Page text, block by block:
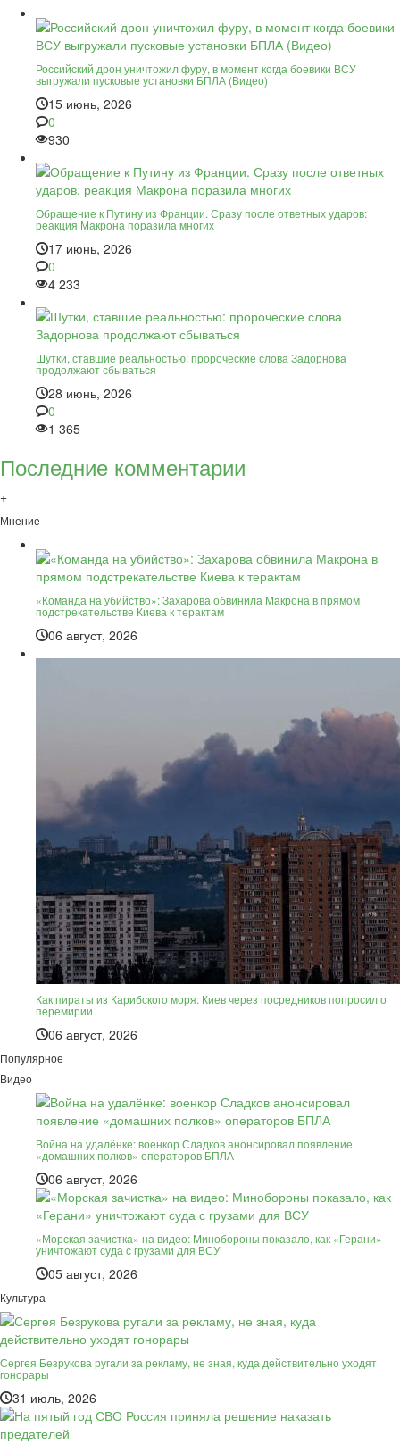
Российский дрон уничтожил фуру, в момент когда боевики ВСУ
выгружали пусковые установки БПЛА (Видео)
15 июнь, 2026
0
930
Обращение к Путину из Франции. Сразу после ответных ударов:
реакция Макрона поразила многих
17 июнь, 2026
0
4 233
Шутки, ставшие реальностью: пророческие слова Задорнова
продолжают сбываться
28 июнь, 2026
0
1 365
Последние комментарии
+
Мнение
«Команда на убийство»: Захарова обвинила Макрона в прямом
подстрекательстве Киева к терактам
06 август, 2026
Как пираты из Карибского моря: Киев через посредников попросил о
перемирии
06 август, 2026
Популярное
Видео
Война на удалёнке: военкор Сладков анонсировал появление
«домашних полков» операторов БПЛА
06 август, 2026
«Морская зачистка» на видео: Минобороны показало, как «Герани»
уничтожают суда с грузами для ВСУ
05 август, 2026
Культура
Сергея Безрукова ругали за рекламу, не зная, куда действительно уходят
гонорары
31 июль, 2026